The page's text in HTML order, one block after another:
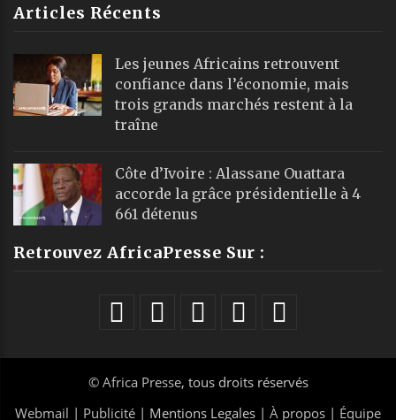
Articles Récents
Les jeunes Africains retrouvent
confiance dans l’économie, mais
trois grands marchés restent à la
traîne
Côte d’Ivoire : Alassane Ouattara
accorde la grâce présidentielle à 4
661 détenus
Retrouvez AfricaPresse Sur :
© Africa Presse, tous droits réservés
Webmail | Publicité | Mentions Legales | À propos | Équipe